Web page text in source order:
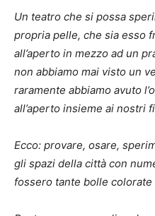
Un teatro che si possa
propria pelle, che sia esso
all’aperto in mezzo ad un
non abbiamo mai visto un
raramente abbiamo avuto
all’aperto insieme ai nostri
Ecco: provare, osare,
gli spazi della città con
fossero tante bolle